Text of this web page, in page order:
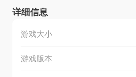
详细信息
游戏大小
游戏版本